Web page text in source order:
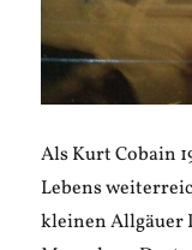
Als Kurt Cobain
Lebens
kleinen Allgäuer